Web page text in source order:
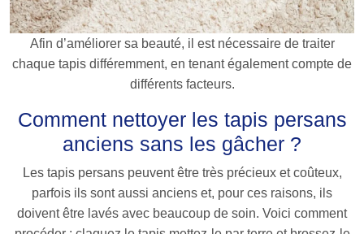
Afin d’améliorer sa beauté, il est nécessaire de traiter
chaque tapis différemment, en tenant également compte de
différents facteurs.
Comment nettoyer les tapis persans
anciens sans les gâcher ?
Les tapis persans peuvent être très précieux et coûteux,
parfois ils sont aussi anciens et, pour ces raisons, ils
doivent être lavés avec beaucoup de soin. Voici comment